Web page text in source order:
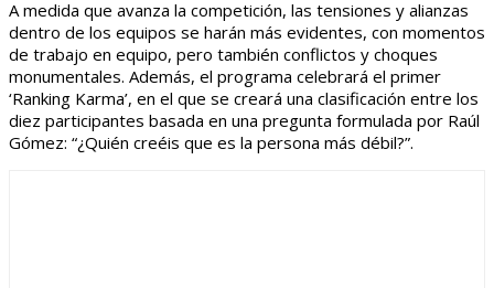
A medida que avanza la competición, las tensiones y alianzas
dentro de los equipos se harán más evidentes, con momentos
de trabajo en equipo, pero también conflictos y choques
monumentales. Además, el programa celebrará el primer
‘Ranking Karma’, en el que se creará una clasificación entre los
diez participantes basada en una pregunta formulada por Raúl
Gómez: “¿Quién creéis que es la persona más débil?”.